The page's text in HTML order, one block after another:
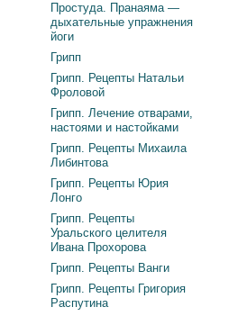
Простуда. Пранаяма —
дыхательные упражнения
йоги
Грипп
Грипп. Рецепты Натальи
Фроловой
Грипп. Лечение отварами,
настоями и настойками
Грипп. Рецепты Михаила
Либинтова
Грипп. Рецепты Юрия
Лонго
Грипп. Рецепты
Уральского целителя
Ивана Прохорова
Грипп. Рецепты Ванги
Грипп. Рецепты Григория
Распутина